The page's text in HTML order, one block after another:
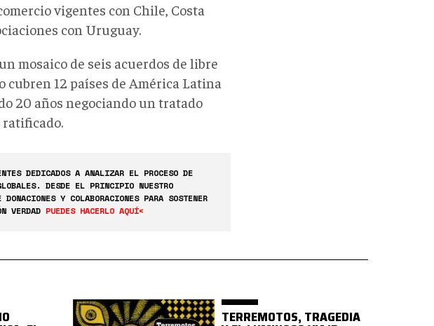
vigentes con Chile, Costa
con Uruguay.
mosaico de seis acuerdos de libre
12 países de América Latina
20 años negociando un tratado
ratificado.
DEDICADOS A ANALIZAR EL PROCESO DE
DESDE EL PRINCIPIO NUESTRO
Y COLABORACIONES PARA SOSTENER
VERDAD PUEDES HACERLO AQUÍ<
TERREMOTOS, TRAGEDIA